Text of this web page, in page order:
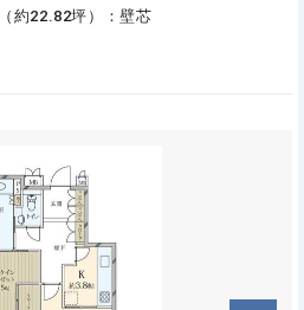
約22.82坪）：壁芯